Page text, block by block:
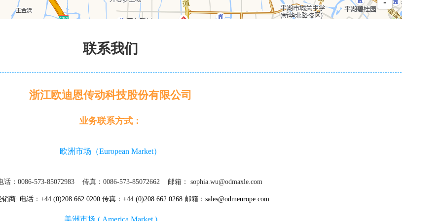
联系我们
浙江欧迪恩传动科技股份有限公司
业务联系方式：
欧洲市场（European Market）
话：0086-573-85072983 传真：0086-573-85072662 邮箱： sophia.wu@odmaxle.com
商: 电话：+44 (0)208 662 0200 传真：+44 (0)208 662 0268 邮箱：sales@odmeurope.com
美洲市场 ( America Market )